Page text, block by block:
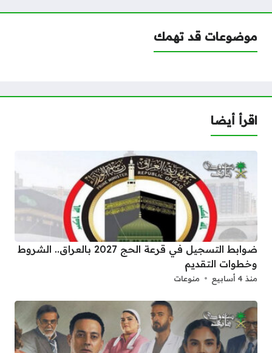
موضوعات قد تهمك
اقرأ أيضا
ضوابط التسجيل في قرعة الحج 2027 بالعراق.. الشروط
وخطوات التقديم
منذ 4 أسابيع منوعات